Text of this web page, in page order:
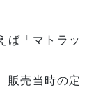
ば「マトラッ
販売当時の定